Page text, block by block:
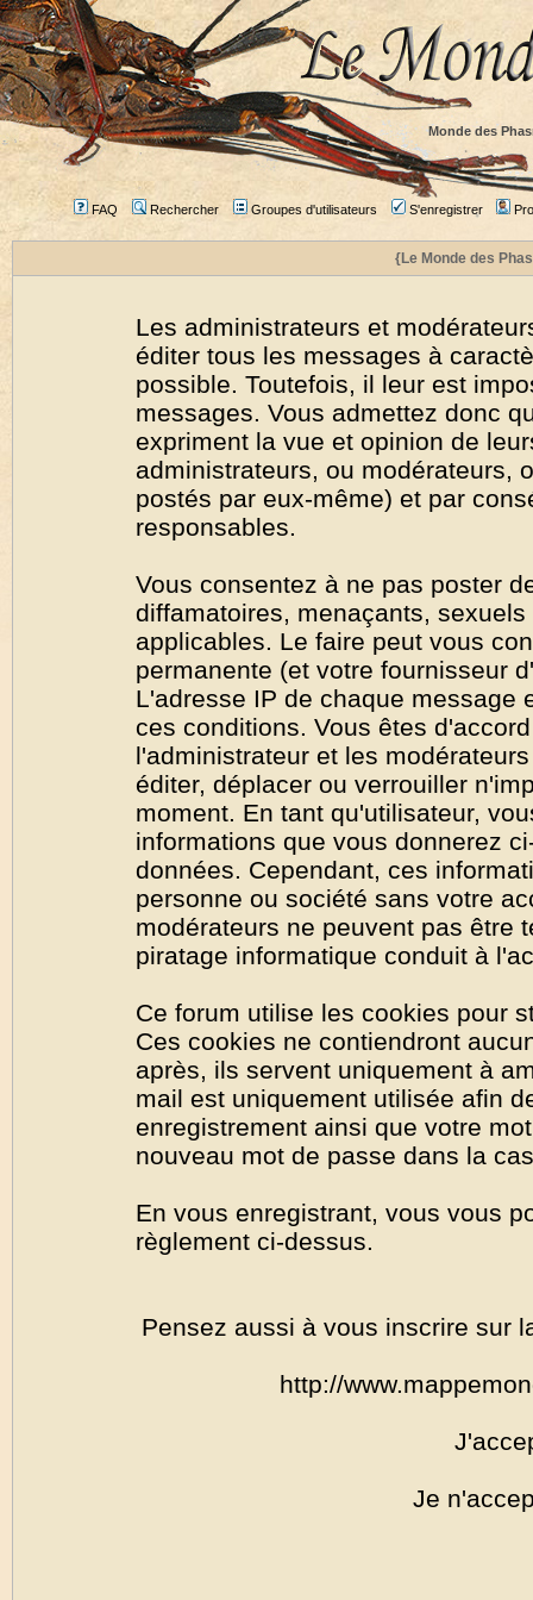
Monde des
FAQ Rechercher Groupes d'utilisateurs S'enregistrer
{Le Monde des
Les administrateurs et
éditer tous les messages à
possible. Toutefois, il leur est
messages. Vous admettez donc
expriment la vue et opinion de
administrateurs, ou modérateurs,
postés par eux-même) et par
responsables.
Vous consentez à ne pas poster
diffamatoires, menaçants,
applicables. Le faire peut vous
permanente (et votre fournisseur
L'adresse IP de chaque message
ces conditions. Vous êtes
l'administrateur et les
éditer, déplacer ou verrouiller
moment. En tant qu'utilisateur,
informations que vous donnerez
données. Cependant, ces
personne ou société sans votre
modérateurs ne peuvent pas être
piratage informatique conduit à
Ce forum utilise les cookies pour
Ces cookies ne contiendront
après, ils servent uniquement à
mail est uniquement utilisée afin
enregistrement ainsi que votre
nouveau mot de passe dans la
En vous enregistrant, vous vous
règlement ci-dessus.
Pensez aussi à vous inscrire sur
http://
Je